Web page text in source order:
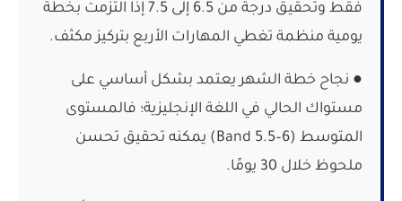
فقط وتحقيق درجة من 6.5 إلى 7.5 إذا التزمت بخطة
يومية منظمة تغطي المهارات الأربع بتركيز مكثف.
● نجاح خطة الشهر يعتمد بشكل أساسي على
مستواك الحالي في اللغة الإنجليزية؛ فالمستوى
المتوسط (Band 5.5–6) يمكنه تحقيق تحسن
ملحوظ خلال 30 يومًا.